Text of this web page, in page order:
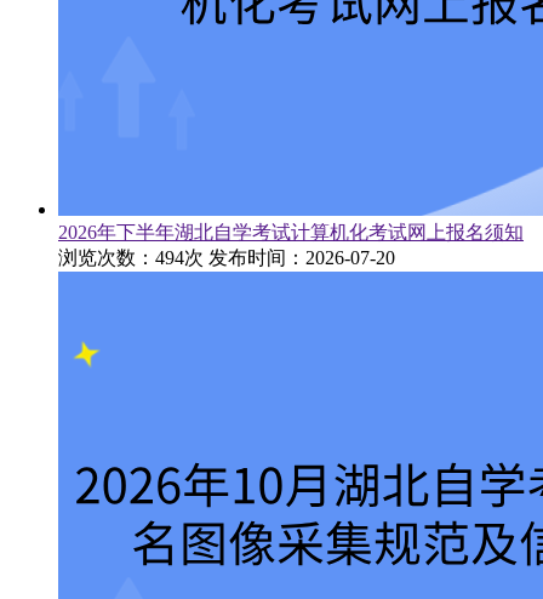
2026年下半年湖北自学考试计算机化考试网上报名须知
浏览次数：494次 发布时间：2026-07-20